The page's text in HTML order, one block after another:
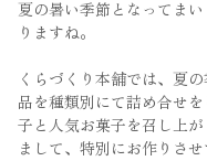
夏の暑い季節となってま
りますね。
くらづくり本舗では、夏
品を種類別にて詰め合せ
子と人気お菓子を召し上
まして、特別にお作りさせ